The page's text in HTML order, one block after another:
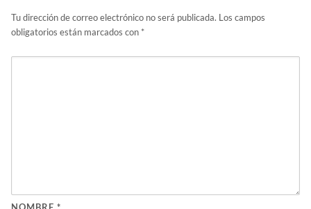
Tu dirección de correo electrónico no será publicada. Los campos
obligatorios están marcados con *